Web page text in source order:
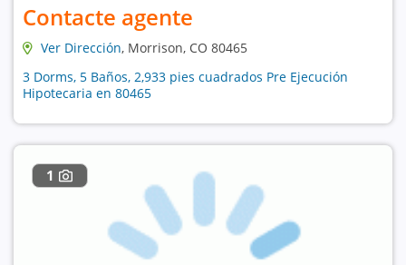
Contacte agente
Ver Dirección, Morrison, CO 80465
3 Dorms, 5 Baños, 2,933 pies cuadrados Pre Ejecución
Hipotecaria en 80465
1